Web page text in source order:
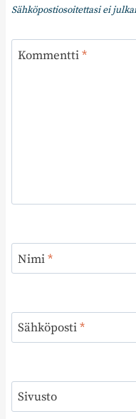
Sähköpostiosoitettasi ei
Kommentti*
Nimi*
Sähköposti*
Sivusto